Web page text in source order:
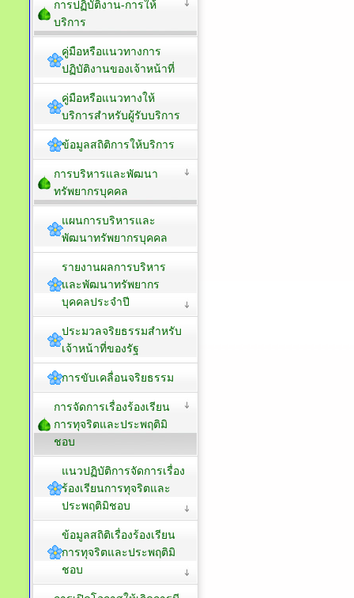
การปฏิบัติงาน-การให้
บริการ
คู่มือหรือแนวทางการ
ปฏิบัติงานของเจ้าหน้าที่
คู่มือหรือแนวทางให้
บริการสำหรับผู้รับบริการ
ข้อมูลสถิติการให้บริการ
การบริหารและพัฒนา
ทรัพยากรบุคคล
แผนการบริหารและ
พัฒนาทรัพยากรบุคคล
รายงานผลการบริหาร
และพัฒนาทรัพยากร
บุคคลประจำปี
ประมวลจริยธรรมสำหรับ
เจ้าหน้าที่ของรัฐ
การขับเคลื่อนจริยธรรม
การจัดการเรื่องร้องเรียน
การทุจริตและประพฤติมิ
ชอบ
แนวปฏิบัติการจัดการเรื่อง
ร้องเรียนการทุจริตและ
ประพฤติมิชอบ
ข้อมูลสถิติเรื่องร้องเรียน
การทุจริตและประพฤติมิ
ชอบ